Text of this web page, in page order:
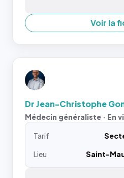
Voir la
Dr Jean-Christophe
Médecin généraliste · En
Tarif
Lieu
Saint-